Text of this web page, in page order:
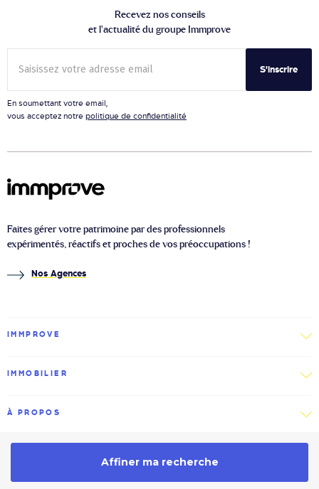
Recevez nos conseils
et l’actualité du groupe Immprove
S'inscrire
En soumettant votre email,
vous acceptez notre politique de confidentialité
Faites gérer votre patrimoine par des professionnels
expérimentés, réactifs et proches de vos préoccupations !
Nos Agences
IMMPROVE
IMMOBILIER
À PROPOS
2026 © Immprove Politique de confidentialité
Affiner ma recherche